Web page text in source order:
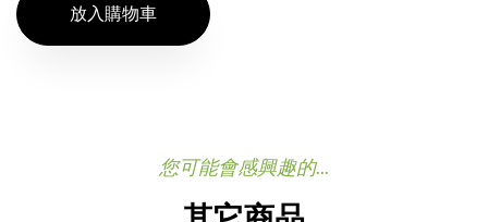
放入購物車
您可能會感興趣的...